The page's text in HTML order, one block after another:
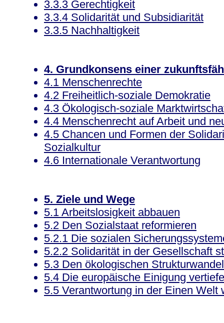
3.3.3 Gerechtigkeit
3.3.4 Solidarität und Subsidiarität
3.3.5 Nachhaltigkeit
4. Grundkonsens einer
4.1 Menschenrechte
4.2 Freiheitlich-soziale Demokratie
4.3 Ökologisch-soziale
4.4 Menschenrecht auf Arbeit und
4.5 Chancen und Formen der
Sozialkultur
4.6 Internationale Verantwortung
5. Ziele und Wege
5.1 Arbeitslosigkeit abbauen
5.2 Den Sozialstaat reformieren
5.2.1 Die sozialen
5.2.2 Solidarität in der Gesellschaft
5.3 Den ökologischen
5.4 Die europäische Einigung
5.5 Verantwortung in der Einen Welt